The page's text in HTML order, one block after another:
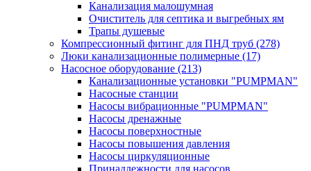
Канализация малошумная
Очиститель для септика и выгребных ям
Трапы душевые
Компрессионный фитинг для ПНД труб (278)
Люки канализационные полимерные (17)
Насосное оборудование (213)
Канализационные установки "PUMPMAN"
Насосные станции
Насосы вибрационные "PUMPMAN"
Насосы дренажные
Насосы поверхностные
Насосы повышения давления
Насосы циркуляционные
Принадлежности для насосов